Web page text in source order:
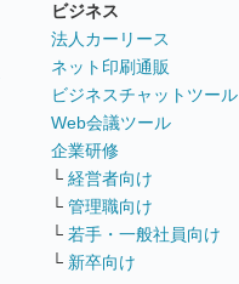
ビジネス
法人カーリース
ネット印刷通販
ビジネスチャットツール
Web会議ツール
企業研修
└ 経営者向け
└ 管理職向け
└ 若手・一般社員向け
└ 新卒向け